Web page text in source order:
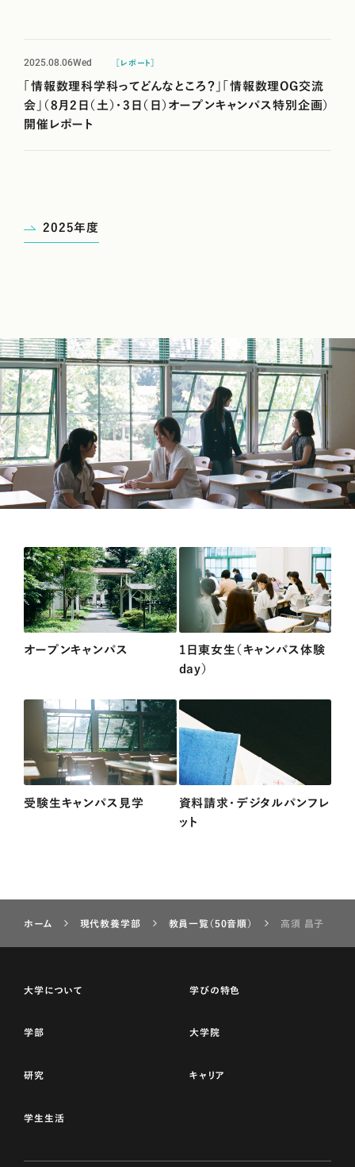
2025.08.06Wed ［レポート］
「情報数理科学科ってどんなところ？」「情報数理OG交流
会」（8月2日（土）・3日（日）オープンキャンパス特別企画）
開催レポート
2025年度
オープンキャンパス
1日東女生（キャンパス体験
day）
受験生キャンパス見学
資料請求・デジタルパンフレ
ット
ホーム 現代教養学部 教員一覧（50音順） 高須 昌子
大学について 学びの特色
学部 大学院
研究 キャリア
学生生活